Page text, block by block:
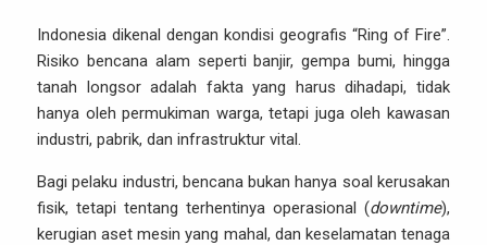
Indonesia dikenal dengan kondisi geografis “Ring of Fire”.
Risiko bencana alam seperti banjir, gempa bumi, hingga
tanah longsor adalah fakta yang harus dihadapi, tidak
hanya oleh permukiman warga, tetapi juga oleh kawasan
industri, pabrik, dan infrastruktur vital.
Bagi pelaku industri, bencana bukan hanya soal kerusakan
fisik, tetapi tentang terhentinya operasional (downtime),
kerugian aset mesin yang mahal, dan keselamatan tenaga